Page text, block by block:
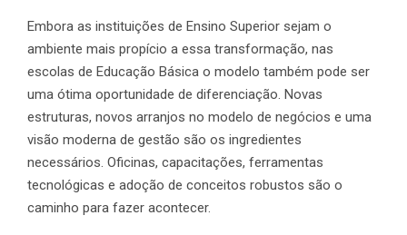
Embora as instituições de Ensino Superior sejam o
ambiente mais propício a essa transformação, nas
escolas de Educação Básica o modelo também pode ser
uma ótima oportunidade de diferenciação. Novas
estruturas, novos arranjos no modelo de negócios e uma
visão moderna de gestão são os ingredientes
necessários. Oficinas, capacitações, ferramentas
tecnológicas e adoção de conceitos robustos são o
caminho para fazer acontecer.